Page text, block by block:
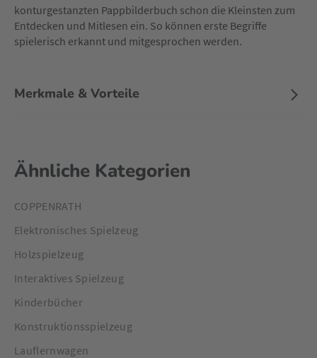
konturgestanzten Pappbilderbuch schon die Kleinsten zum
Entdecken und Mitlesen ein. So können erste Begriffe
spielerisch erkannt und mitgesprochen werden.
Merkmale & Vorteile
Ähnliche Kategorien
COPPENRATH
Elektronisches Spielzeug
Holzspielzeug
Interaktives Spielzeug
Kinderbücher
Konstruktionsspielzeug
Lauflernwagen